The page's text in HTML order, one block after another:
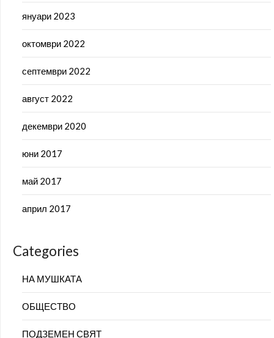
януари 2023
октомври 2022
септември 2022
август 2022
декември 2020
юни 2017
май 2017
април 2017
Categories
НА МУШКАТА
ОБЩЕСТВО
ПОДЗЕМЕН СВЯТ